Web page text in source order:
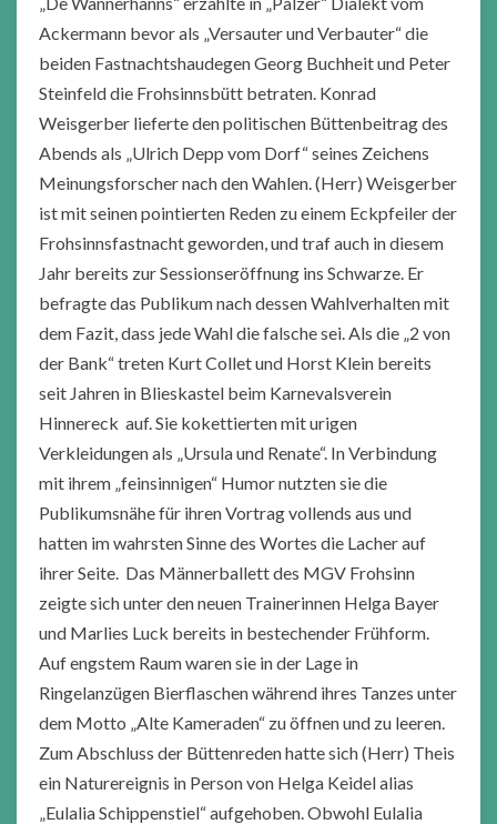
Ackermann bevor als „Versauter und Verbauter“ die
beiden Fastnachtshaudegen Georg Buchheit und Peter
Steinfeld die Frohsinnsbütt betraten. Konrad
Weisgerber lieferte den politischen Büttenbeitrag des
Abends als „Ulrich Depp vom Dorf“ seines Zeichens
Meinungsforscher nach den Wahlen. (Herr) Weisgerber
ist mit seinen pointierten Reden zu einem Eckpfeiler der
Frohsinnsfastnacht geworden, und traf auch in diesem
Jahr bereits zur Sessionseröffnung ins Schwarze. Er
befragte das Publikum nach dessen Wahlverhalten mit
dem Fazit, dass jede Wahl die falsche sei. Als die „2 von
der Bank“ treten Kurt Collet und Horst Klein bereits
seit Jahren in Blieskastel beim Karnevalsverein
Hinnereck auf. Sie kokettierten mit urigen
Verkleidungen als „Ursula und Renate“. In Verbindung
mit ihrem „feinsinnigen“ Humor nutzten sie die
Publikumsnähe für ihren Vortrag vollends aus und
hatten im wahrsten Sinne des Wortes die Lacher auf
ihrer Seite. Das Männerballett des MGV Frohsinn
zeigte sich unter den neuen Trainerinnen Helga Bayer
und Marlies Luck bereits in bestechender Frühform.
Auf engstem Raum waren sie in der Lage in
Ringelanzügen Bierflaschen während ihres Tanzes unter
dem Motto „Alte Kameraden“ zu öffnen und zu leeren.
Zum Abschluss der Büttenreden hatte sich (Herr) Theis
ein Naturereignis in Person von Helga Keidel alias
„Eulalia Schippenstiel“ aufgehoben. Obwohl Eulalia